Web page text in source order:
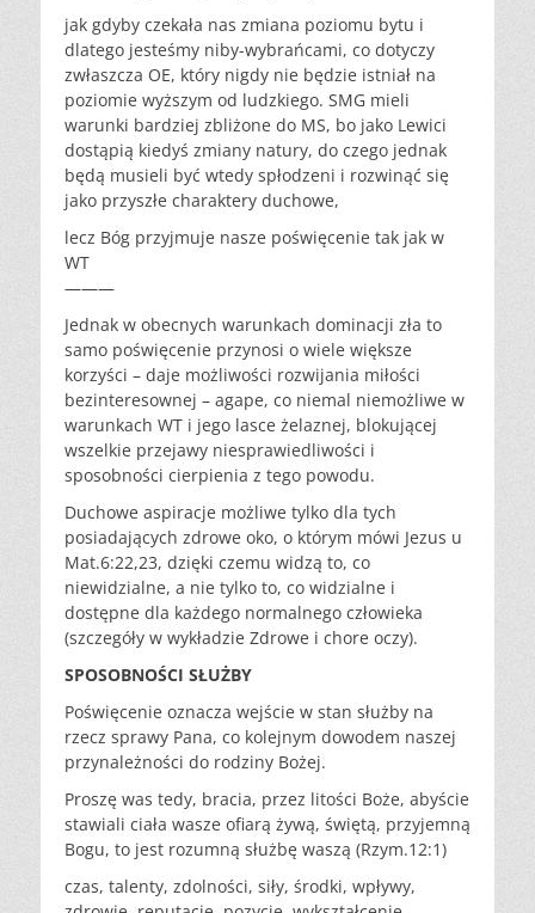
jak gdyby czekała nas zmiana poziomu bytu i
dlatego jesteśmy niby-wybrańcami, co dotyczy
zwłaszcza OE, który nigdy nie będzie istniał na
poziomie wyższym od ludzkiego. SMG mieli
warunki bardziej zbliżone do MS, bo jako Lewici
dostąpią kiedyś zmiany natury, do czego jednak
będą musieli być wtedy spłodzeni i rozwinąć się
jako przyszłe charaktery duchowe,
lecz Bóg przyjmuje nasze poświęcenie tak jak w
WT
———
Jednak w obecnych warunkach dominacji zła to
samo poświęcenie przynosi o wiele większe
korzyści – daje możliwości rozwijania miłości
bezinteresownej – agape, co niemal niemożliwe w
warunkach WT i jego lasce żelaznej, blokującej
wszelkie przejawy niesprawiedliwości i
sposobności cierpienia z tego powodu.
Duchowe aspiracje możliwe tylko dla tych
posiadających zdrowe oko, o którym mówi Jezus u
Mat.6:22,23, dzięki czemu widzą to, co
niewidzialne, a nie tylko to, co widzialne i
dostępne dla każdego normalnego człowieka
(szczegóły w wykładzie Zdrowe i chore oczy).
SPOSOBNOŚCI SŁUŻBY
Poświęcenie oznacza wejście w stan służby na
rzecz sprawy Pana, co kolejnym dowodem naszej
przynależności do rodziny Bożej.
Proszę was tedy, bracia, przez litości Boże, abyście
stawiali ciała wasze ofiarą żywą, świętą, przyjemną
Bogu, to jest rozumną służbę waszą (Rzym.12:1)
czas, talenty, zdolności, siły, środki, wpływy,